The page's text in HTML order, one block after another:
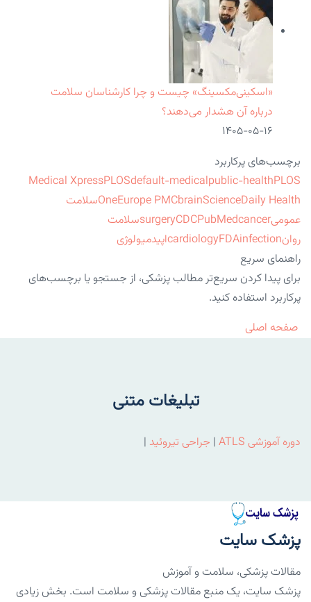
«اسکینی‌مکسینگ» چیست و چرا کارشناسان سلامت
درباره آن هشدار می‌دهند؟
۱۴۰۵-۰۵-۱۶
برچسب‌های پرکاربرد
Medical XpressPLOSdefault-medicalpublic-healthPLOS
OneEurope PMCbrainScienceDaily Health
سلامت
عمومی
surgeryCDCPubMedcancer
سلامت
روان
cardiologyFDAinfection
اپیدمیولوژی
راهنمای سریع
برای پیدا کردن سریع‌تر مطالب پزشکی، از جستجو یا برچسب‌های
پرکاربرد استفاده کنید.
صفحه اصلی
تبلیغات متنی
دوره آموزشی ATLS | جراحی تیروئید |
پزشک سایت
مقالات پزشکی، سلامت و آموزش
پزشک سایت، یک منبع مقالات پزشکی و سلامت است. بخش زیادی